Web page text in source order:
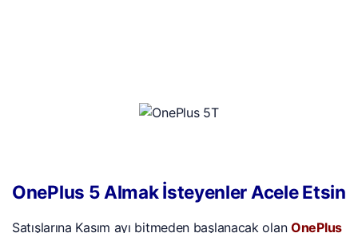
OnePlus 5 Almak İsteyenler Acele Etsin
Satışlarına Kasım ayı bitmeden başlanacak olan OnePlus